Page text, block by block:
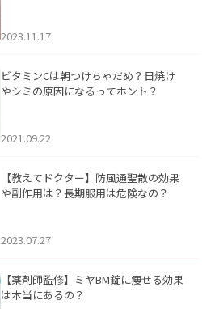
2023.11.17
ビタミンCは朝つけちゃだめ？日焼け
やシミの原因になるってホント？
2021.09.22
【教えてドクター】防風通聖散の効果
や副作用は？長期服用は危険なの？
2023.07.27
【薬剤師監修】ミヤBM錠に痩せる効果
は本当にあるの？